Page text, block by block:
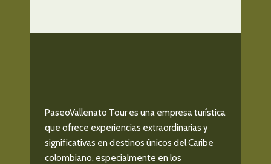
PaseoVallenato Tour es una empresa turística
que ofrece experiencias extraordinarias y
significativas en destinos únicos del Caribe
colombiano, especialmente en los